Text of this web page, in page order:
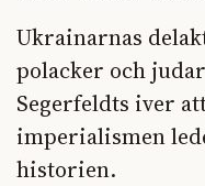
Ukrainarnas
polacker och
Segerfeldts iver
imperialismen
historien.